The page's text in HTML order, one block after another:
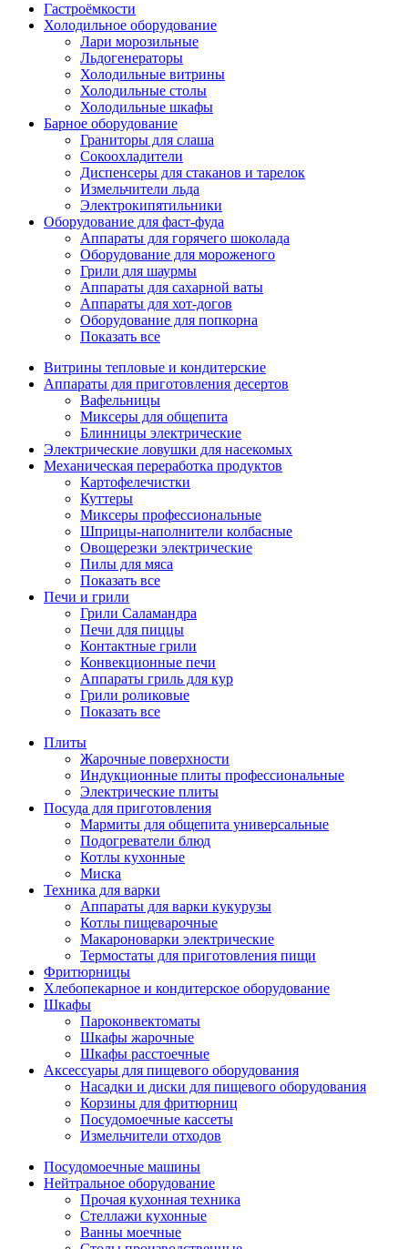
Гастроёмкости
Холодильное оборудование
Лари морозильные
Льдогенераторы
Холодильные витрины
Холодильные столы
Холодильные шкафы
Барное оборудование
Граниторы для слаша
Сокоохладители
Диспенсеры для стаканов и тарелок
Измельчители льда
Электрокипятильники
Оборудование для фаст-фуда
Аппараты для горячего шоколада
Оборудование для мороженого
Грили для шаурмы
Аппараты для сахарной ваты
Аппараты для хот-догов
Оборудование для попкорна
Показать все
Витрины тепловые и кондитерские
Аппараты для приготовления десертов
Вафельницы
Миксеры для общепита
Блинницы электрические
Электрические ловушки для насекомых
Механическая переработка продуктов
Картофелечистки
Куттеры
Миксеры профессиональные
Шприцы-наполнители колбасные
Овощерезки электрические
Пилы для мяса
Показать все
Печи и грили
Грили Саламандра
Печи для пиццы
Контактные грили
Конвекционные печи
Аппараты гриль для кур
Грили роликовые
Показать все
Плиты
Жарочные поверхности
Индукционные плиты профессиональные
Электрические плиты
Посуда для приготовления
Мармиты для общепита универсальные
Подогреватели блюд
Котлы кухонные
Миска
Техника для варки
Аппараты для варки кукурузы
Котлы пищеварочные
Макароноварки электрические
Термостаты для приготовления пищи
Фритюрницы
Хлебопекарное и кондитерское оборудование
Шкафы
Пароконвектоматы
Шкафы жарочные
Шкафы расстоечные
Аксессуары для пищевого оборудования
Насадки и диски для пищевого оборудования
Корзины для фритюрниц
Посудомоечные кассеты
Измельчители отходов
Посудомоечные машины
Нейтральное оборудование
Прочая кухонная техника
Стеллажи кухонные
Ванны моечные